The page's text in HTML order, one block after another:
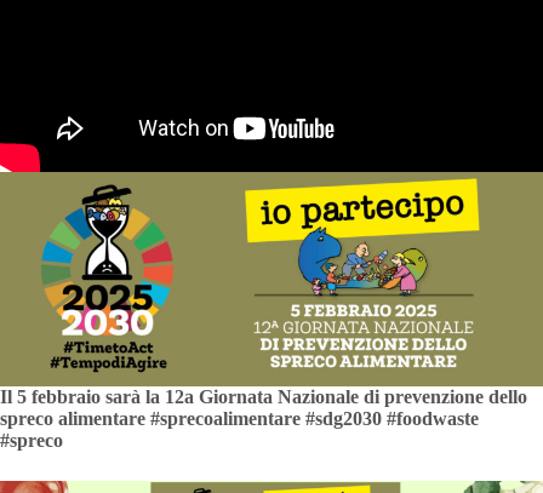
Il 5 febbraio sarà la 12a Giornata Nazionale di prevenzione dello
spreco alimentare #sprecoalimentare #sdg2030 #foodwaste
#spreco